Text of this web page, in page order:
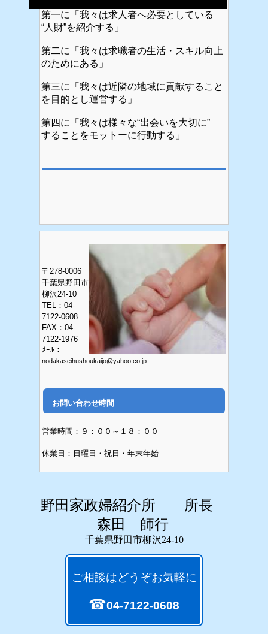
第一に「我々は求人者へ必要としている
“人財”を紹介する」
第二に「我々は求職者の生活・スキル向上
のためにある」
第三に「我々は近隣の地域に貢献すること
を目的とし運営する」
第四に「我々は様々な“出会いを大切に”
することをモットーに行動する」
〒278-0006
千葉県野田市
柳沢24-10
TEL：04-
7122-0608
FAX ：04-
7122-1976
ﾒｰﾙ：
nodakaseihushoukaijo@yahoo.co.jp
お問い合わせ時間
営業時間：９：００～１８：００
休業日：日曜日・祝日・年末年始
野田家政婦紹介所 所長
森田 師行
千葉県野田市柳沢24-10
ご相談はどうぞお気軽に
☎04-7122-0608